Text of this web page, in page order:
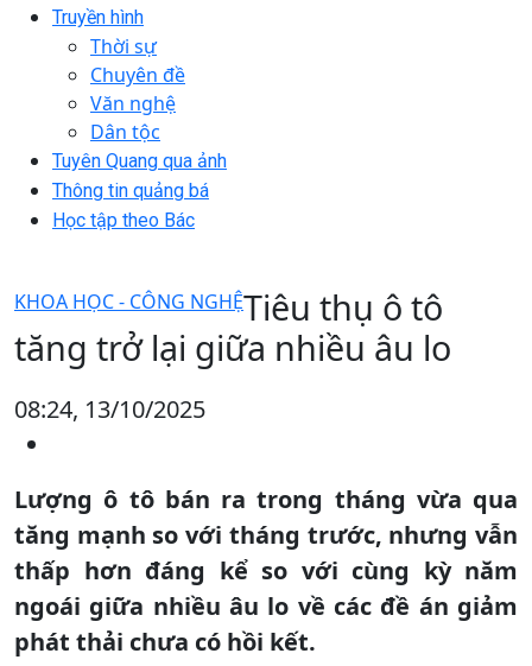
Truyền hình
Thời sự
Chuyên đề
Văn nghệ
Dân tộc
Tuyên Quang qua ảnh
Thông tin quảng bá
Học tập theo Bác
KHOA HỌC - CÔNG NGHỆTiêu thụ ô tô
tăng trở lại giữa nhiều âu lo
08:24, 13/10/2025
Lượng ô tô bán ra trong tháng vừa qua
tăng mạnh so với tháng trước, nhưng vẫn
thấp hơn đáng kể so với cùng kỳ năm
ngoái giữa nhiều âu lo về các đề án giảm
phát thải chưa có hồi kết.